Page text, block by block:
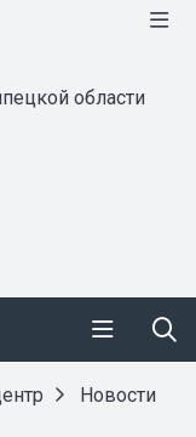
области
Новости